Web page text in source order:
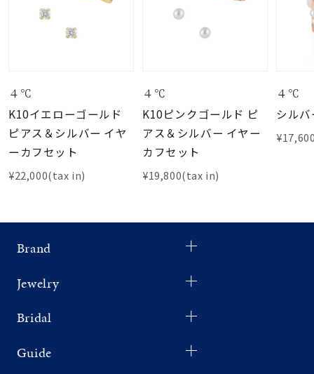
４℃
K10イエローゴールド
ピアス＆シルバー イヤ
ーカフセット
¥22,000(tax in)
４℃
K10ピンクゴールド ピ
アス＆シルバー イヤー
カフセット
¥19,800(tax in)
４℃
シル
Brand
Jewelry
Bridal
Guide